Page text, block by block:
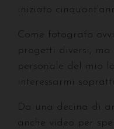
iniziato
Come fotografo
progetti diversi,
personale del mio
interessarmi
Da una decina di
anche video per